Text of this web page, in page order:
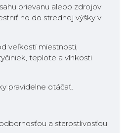
prievanu alebo zdrojov
ho do strednej výšky v
veľkosti miestnosti,
teplote a vlhkosti
pravidelne otáčať.
a starostlivosťou